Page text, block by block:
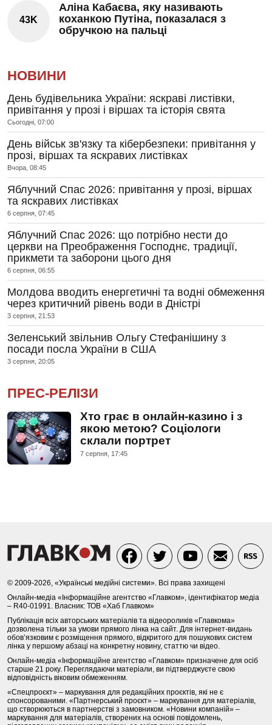
43K
Аліна Кабаєва, яку називають
коханкою Путіна, показалася з
обручкою на пальці
НОВИНИ
День будівельника України: яскраві листівки,
привітання у прозі і віршах та історія свята
Сьогодні, 07:00
День військ зв'язку та кібербезпеки: привітання у
прозі, віршах та яскравих листівках
Вчора, 08:45
Яблучний Спас 2026: привітання у прозі, віршах
та яскравих листівках
6 серпня, 07:45
Яблучний Спас 2026: що потрібно нести до
церкви на Преображення Господнє, традиції,
прикмети та заборони цього дня
6 серпня, 06:55
Молдова вводить енергетичні та водні обмеження
через критичний рівень води в Дністрі
3 серпня, 21:53
Зеленський звільнив Ольгу Стефанішину з
посади посла України в США
3 серпня, 20:05
ПРЕС-РЕЛІЗИ
Хто грає в онлайн-казино і з
якою метою? Соціологи
склали портрет
7 серпня, 17:45
© 2009-2026, «Українські медійні системи». Всі права захищені
Онлайн-медіа «Інформаційне агентство «Главком», ідентифікатор медіа
– R40-01991. Власник: ТОВ «Хаб Главком»
Публікація всіх авторських матеріалів та відеороликів «Главкома»
дозволена тільки за умови прямого лінка на сайт. Для інтернет-видань
обов’язковим є розміщення прямого, відкритого для пошукових систем
лінка у першому абзаці на конкретну новину, статтю чи відео.
Онлайн-медіа «Інформаційне агентство «Главком» призначене для осіб
старше 21 року. Переглядаючи матеріали, ви підтверджуєте свою
відповідність віковим обмеженням.
«Спецпроєкт» – маркування для редакційних проєктів, які не є
спонсорованими. «Партнерський проєкт» – маркування для матеріалів,
що створюються в партнерстві з замовником. «Новини компаній» –
маркування для матеріалів, створених на основі повідомлень,